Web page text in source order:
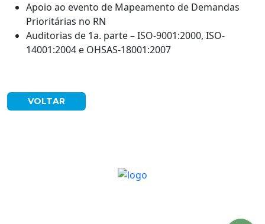
Apoio ao evento de Mapeamento de Demandas
Prioritárias no RN
Auditorias de 1a. parte – ISO-9001:2000, ISO-
14001:2004 e OHSAS-18001:2007
VOLTAR